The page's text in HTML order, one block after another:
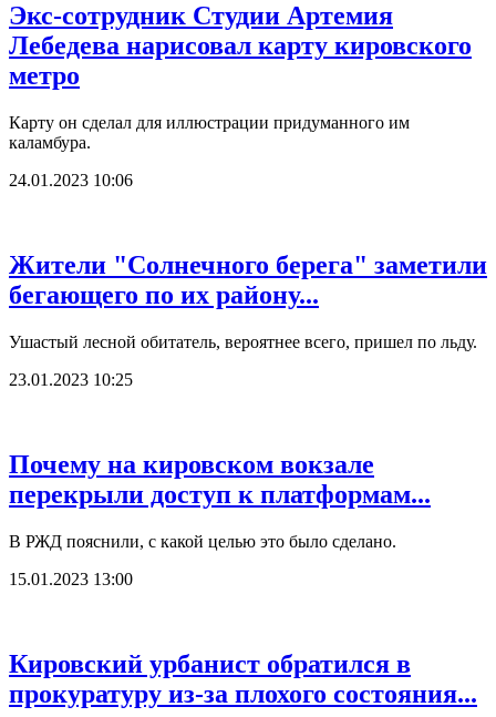
Экс-сотрудник Студии Артемия
Лебедева нарисовал карту кировского
метро
Карту он сделал для иллюстрации придуманного им
каламбура.
24.01.2023 10:06
Жители "Солнечного берега" заметили
бегающего по их району...
Ушастый лесной обитатель, вероятнее всего, пришел по льду.
23.01.2023 10:25
Почему на кировском вокзале
перекрыли доступ к платформам...
В РЖД пояснили, с какой целью это было сделано.
15.01.2023 13:00
Кировский урбанист обратился в
прокуратуру из-за плохого состояния...